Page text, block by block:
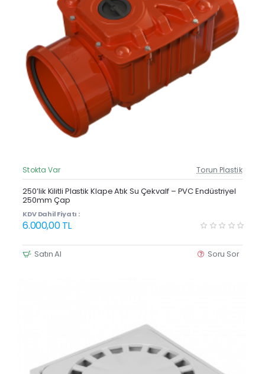
Güncel Fiyat
Yeni Ürün
Stokta Var Torun Plastik
250’lik Kilitli Plastik Klape Atık Su Çekvalf – PVC Endüstriyel
250mm Çap
KDV Dahil Fiyatı :
6.000,00 TL
Satın Al Soru Sor